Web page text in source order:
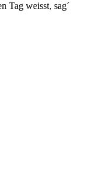
Tag weisst, sag´